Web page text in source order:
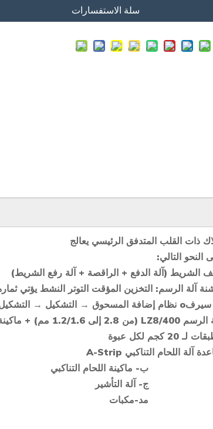
سلة الاستفسارات
ذات القلب المتدفق الرئيسي يعالج
النحو التالي:
آلة الرسم: التخزين المؤقت التوتر النشط يؤتي
o نظام إضافة المسحوق → التشكيل →
اللحام التناكبي
التأشير